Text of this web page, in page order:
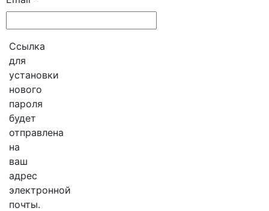
Ссылка
для
установки
нового
пароля
будет
отправлена
​​на
ваш
адрес
электронной
почты.